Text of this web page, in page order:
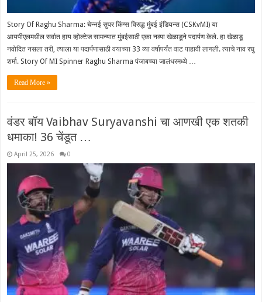
Story Of Raghu Sharma: चेन्नई सुपर किंग्स विरुद्ध मुंबई इंडियन्स (CSKvMI) या
आयपीएलमधील सर्वात हाय व्होल्टेज सामन्यात मुंबईसाठी एका नव्या खेळाडूने पदार्पण केले. हा खेळाडू
नवोदित नसला तरी, त्याला या पदार्पणासाठी वयाच्या 33 व्या वर्षापर्यंत वाट पाहावी लागली. त्याचे नाव रघु
शर्मा. Story Of MI Spinner Raghu Sharma पंजाबच्या जालंधरमध्ये …
Read More »
वंडर बॉय Vaibhav Suryavanshi चा आणखी एक शतकी
धमाका! 36 चेंडूत …
April 25, 2026 0